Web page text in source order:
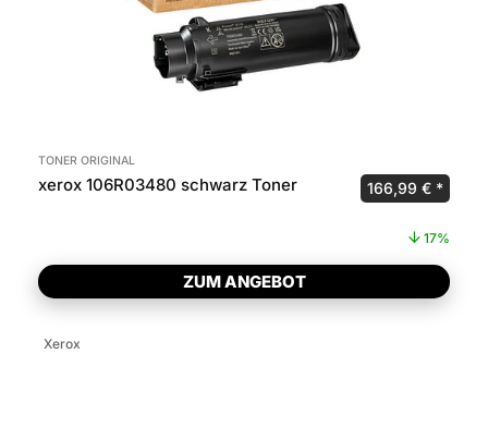
TONER ORIGINAL
xerox 106R03480 schwarz Toner Ursprünglicher
166,99 €
17%
ZUM ANGEBOT
Xerox